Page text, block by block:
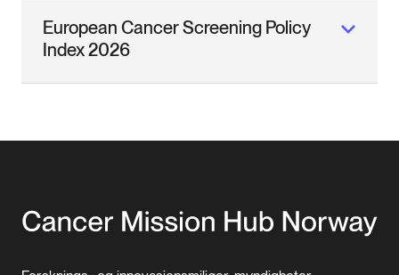
European Cancer Screening Policy
Index 2026